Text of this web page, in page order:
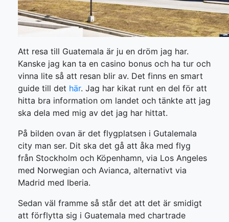
Att resa till Guatemala är ju en dröm jag har.
Kanske jag kan ta en casino bonus och ha tur och
vinna lite så att resan blir av. Det finns en smart
guide till det här. Jag har kikat runt en del för att
hitta bra information om landet och tänkte att jag
ska dela med mig av det jag har hittat.
På bilden ovan är det flygplatsen i Gutalemala
city man ser. Dit ska det gå att åka med flyg
från Stockholm och Köpenhamn, via Los Angeles
med Norwegian och Avianca, alternativt via
Madrid med Iberia.
Sedan väl framme så står det att det är smidigt
att förflytta sig i Guatemala med chartrade